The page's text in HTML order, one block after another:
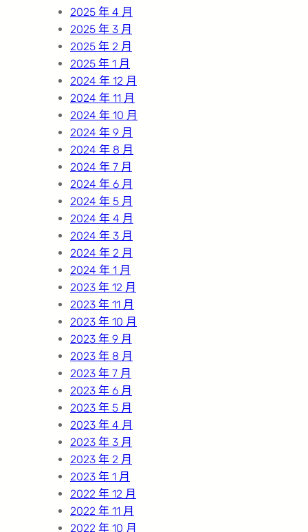
2025 年 4 月
2025 年 3 月
2025 年 2 月
2025 年 1 月
2024 年 12 月
2024 年 11 月
2024 年 10 月
2024 年 9 月
2024 年 8 月
2024 年 7 月
2024 年 6 月
2024 年 5 月
2024 年 4 月
2024 年 3 月
2024 年 2 月
2024 年 1 月
2023 年 12 月
2023 年 11 月
2023 年 10 月
2023 年 9 月
2023 年 8 月
2023 年 7 月
2023 年 6 月
2023 年 5 月
2023 年 4 月
2023 年 3 月
2023 年 2 月
2023 年 1 月
2022 年 12 月
2022 年 11 月
2022 年 10 月